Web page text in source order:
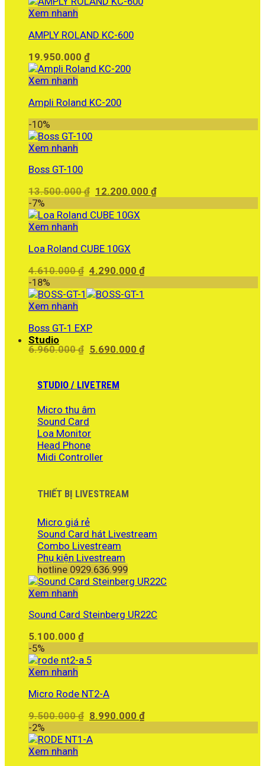
Xem nhanh
AMPLY ROLAND KC-600
19.950.000 ₫
Xem nhanh
Ampli Roland KC-200
-10%
Xem nhanh
Boss GT-100
13.500.000₫ Giá
là:
12.200.000₫Giá
-7%
Xem nhanh
Loa Roland CUBE 10GX
4.610.000₫ Giá
là:
4.290.000₫Giá
-18%
Xem nhanh
Boss GT-1 EXP
6.960.000₫ Giá
6.960.000 ₫.
5.690.000₫Giá
Studio
STUDIO / LIVETREM
Micro thu âm
Sound Card
Loa Monitor
Head Phone
Midi Controller
THIẾT BỊ LIVESTREAM
Micro giá rẻ
Sound Card hát Livestream
Combo Livestream
Phụ kiện Livestream
hotline 0929.636.999
Xem nhanh
Sound Card Steinberg UR22C
5.100.000 ₫
-5%
Xem nhanh
Micro Rode NT2-A
9.500.000₫ Giá
là:
8.990.000₫Giá
-2%
Xem nhanh